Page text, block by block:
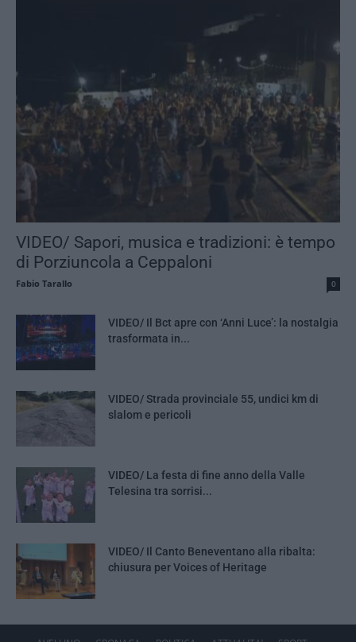
VIDEO/ Sapori, musica e tradizioni: è tempo
di Porziuncola a Ceppaloni
Fabio Tarallo 0
VIDEO/ Il Bct apre con ‘Anni Luce’: la nostalgia
trasformata in...
VIDEO/ Strada provinciale 55, undici km di
slalom e pericoli
VIDEO/ La festa di fine anno della Valle
Telesina tra sorrisi...
VIDEO/ Il Canto Beneventano alla ribalta:
chiusura per Voices of Heritage